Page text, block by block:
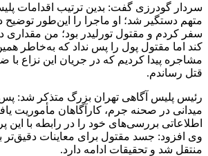
سردار گودرزی گفت: بدین ترتیب اقدامات
متهم دستگیر شد؛ او ماجرا را این‌طور توضیح
سفر کردم و مقتول تورلیدر بود؛ من مقداری
کند اما مقتول پول را پس نداد که به‌خاطر
مشاجره پیدا کردیم که در جریان این نزاع با
قتل رساندم.
رئیس پلیس آگاهی تهران بزرگ متذکر شد: پس
میدانی در صحنه جرم، کارآگاهان مأموریت
اطلاعاتی بررسی‌های خود را در رابطه با این
وی افزود: جسد مقتول برای معاینات دقیق‌تر
منتقل شد و تحقیقات ادامه دارد.